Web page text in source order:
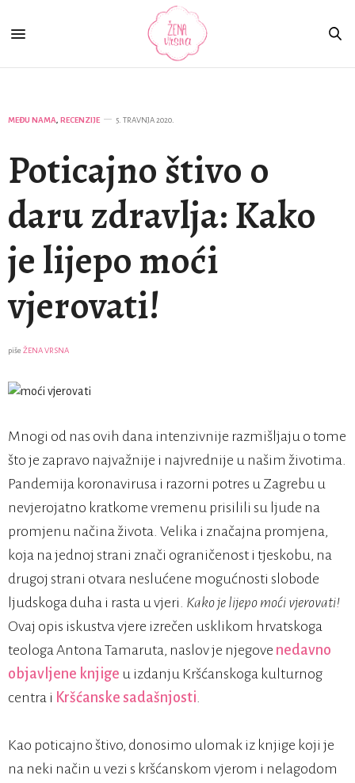
MEĐU NAMA, RECENZIJE 5. TRAVNJA 2020.
Poticajno štivo o
daru zdravlja: Kako
je lijepo moći
vjerovati!
piše ŽENA VRSNA
Mnogi od nas ovih dana intenzivnije razmišljaju o tome
što je zapravo najvažnije i najvrednije u našim životima.
Pandemija koronavirusa i razorni potres u Zagrebu u
nevjerojatno kratkome vremenu prisilili su ljude na
promjenu načina života. Velika i značajna promjena,
koja na jednoj strani znači ograničenost i tjeskobu, na
drugoj strani otvara neslućene mogućnosti slobode
ljudskoga duha i rasta u vjeri. Kako je lijepo moći vjerovati!
Ovaj opis iskustva vjere izrečen usklikom hrvatskoga
teologa Antona Tamaruta, naslov je njegove nedavno
objavljene knjige u izdanju Kršćanskoga kulturnog
centra i Kršćanske sadašnjosti.
Kao poticajno štivo, donosimo ulomak iz knjige koji je
na neki način u vezi s kršćanskom vjerom i nelagodom